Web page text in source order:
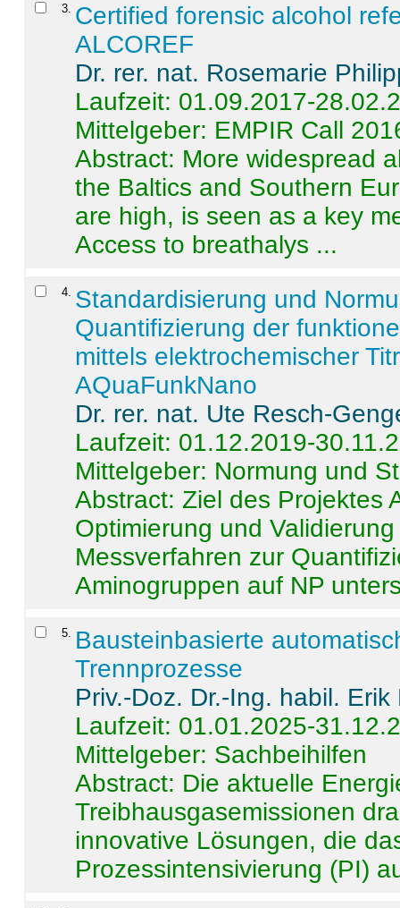
3 Certified forensic alcohol
ALCOREF
Dr. rer. nat. Rosemarie
Laufzeit: 01.09.2017-
Mittelgeber: EMPIR Call
Abstract: More widespread
the Baltics and Southern
are high, is seen as a key
Access to breathalys ...
4 Standardisierung und
Quantifizierung der
mittels elektrochemischer
AQuaFunkNano
Dr. rer. nat. Ute Resch-
Laufzeit: 01.12.2019-
Mittelgeber: Normung und
Abstract:Ziel des Projektes
Optimierung und
Messverfahren zur
Aminogruppen auf NP
5
Bausteinbasierte
Trennprozesse
Priv.-Doz. Dr.-Ing. habil. Erik
Laufzeit: 01.01.2025-
Mittelgeber: Sachbeihilfen
Abstract: Die aktuelle
Treibhausgasemissionen
innovative Lösungen, die
Prozessintensivierung (PI)